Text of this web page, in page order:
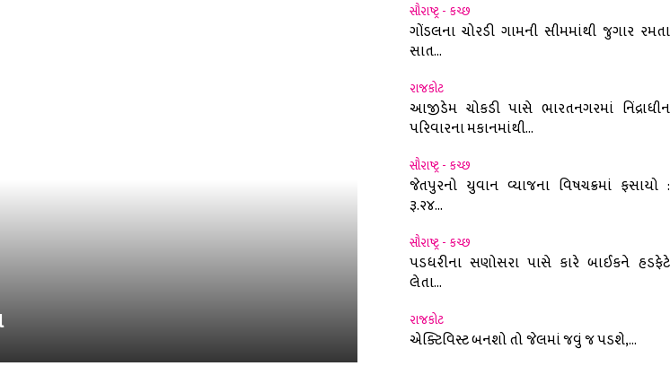
સૌરાષ્ટ્ર - કચ્છ
ગોંડલના ચોરડી ગામની સીમમાંથી જુગાર રમતા
સાત...
રાજકોટ
આજીડેમ ચોકડી પાસે ભારતનગરમાં નિંદ્રાધીન
પરિવારના મકાનમાંથી...
સૌરાષ્ટ્ર - કચ્છ
જેતપુરનો યુવાન વ્યાજના વિષચક્રમાં ફસાયો :
રૂ.૨૪...
સૌરાષ્ટ્ર - કચ્છ
પડધરીના સણોસરા પાસે કારે બાઈકને હડફેટે
લેતા...
રાજકોટ
એક્ટિવિસ્ટ બનશો તો જેલમાં જવું જ પડશે,...